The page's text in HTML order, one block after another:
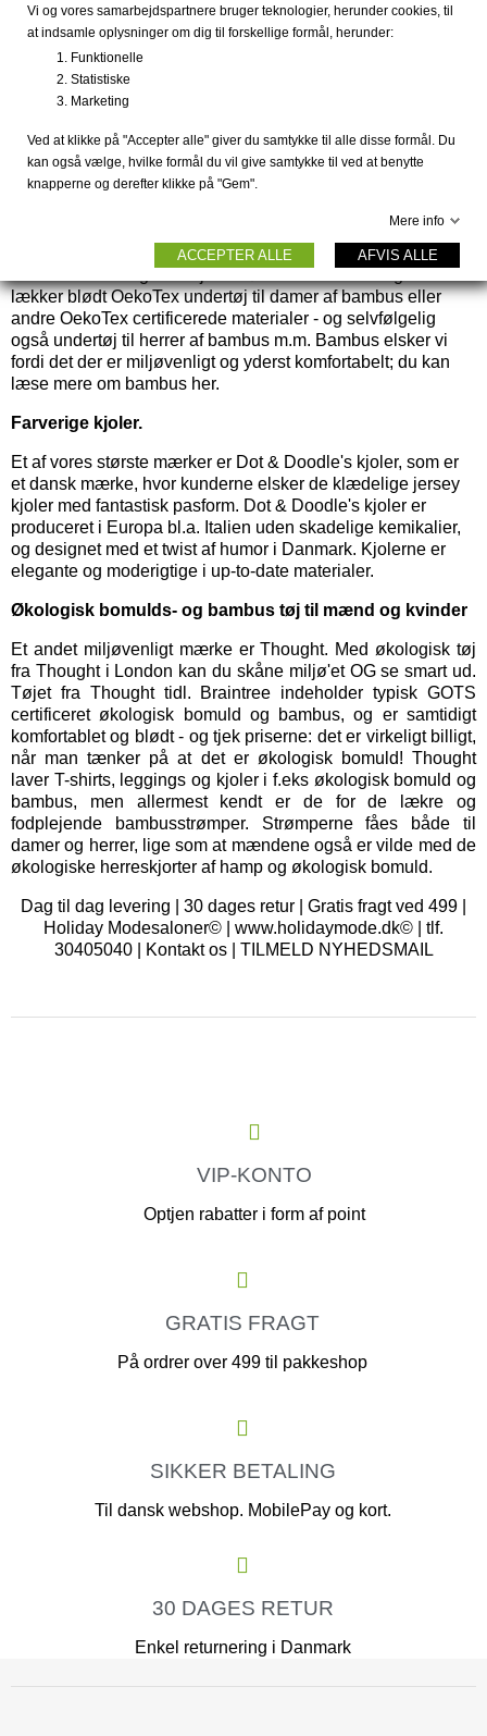
lynhurtig levering, hvor du trygt kan handle med sikker
krypteret betaling, og have 30 dages returret. Hos
Holidaymode.dk kan du få helt anderledes kjoler og
bæredygtigt modetøj end det du normalt finder på nettet og i
butikkerne. Shop til de bedste priser og modtag fragtfrit
hjemme eller i pakkeshop ved ordrer over 499,-.
Bambus strømper og tøj.
udvalg af, og efterhånden har vi nok Danmarks største
udvalg af bambus sokker og strømper til mænd og kvinder i
lækker blødt OekoTexundertøj til dameraf bambus eller
andre OekoTex certificerede materialer - og selvfølgelig
også undertøj til herrer af bambus m.m. Bambus elsker vi
fordi det der er miljøvenligt og yderst komfortabelt; du kan
læse mere om bambus her.
Farverige kjoler.
Et af vores største mærker er Dot & Doodle's kjoler, som er
et dansk mærke, hvor kunderne elsker de klædelige jersey
kjoler med fantastisk pasform. Dot & Doodle's kjoler er
produceret i Europa bl.a. Italien uden skadelige kemikalier,
og designet med et twist af humor i Danmark. Kjolerne er
elegante og moderigtige i up-to-date materialer.
Økologisk bomulds- og bambus tøj til mænd og kvinder
Et andet miljøvenligt mærke erThought. Med økologisk tøj
fra Thought i London kan du skåne miljø'et OG se smart ud.
Tøjet fra Thought tidl. Braintree indeholder typisk GOTS
certificeret økologisk bomuld og bambus, og er samtidigt
komfortablet og blødt - og tjek priserne: det er virkeligt billigt,
når man tænker på at det er økologisk bomuld! Thought
laver T-shirts, leggings og kjoler i f.eks økologisk bomuld og
bambus, men allermest kendt er de for de lækre og
fodplejende bambusstrømper. Strømperne fåes både til
damer og herrer, lige som at mændene også er vilde med de
økologiske herreskjorter af hamp og økologisk bomuld.
Dag til dag levering | 30 dages retur | Gratis fragt ved 499 |
Holiday Modesaloner© | www.holidaymode.dk© | tlf.
30405040 |
Kontakt os| TILMELD NYHEDSMAIL
VIP-KONTO
Optjen rabatter i form af point
GRATIS FRAGT
På ordrer over 499 til pakkeshop
SIKKER BETALING
Til dansk webshop. MobilePay og kort.
30 DAGES RETUR
Enkel returnering i Danmark
Vi og vores samarbejdspartnere bruger teknologier, herunder cookies, til
at indsamle oplysninger om dig til forskellige formål, herunder:
Funktionelle
Statistiske
Marketing
Ved at klikke på "Accepter alle" giver du samtykke til alle disse formål. Du
kan også vælge, hvilke formål du vil give samtykke til ved at benytte
knapperne og derefter klikke på "Gem".
Mere info
ACCEPTER ALLE AFVIS ALLE